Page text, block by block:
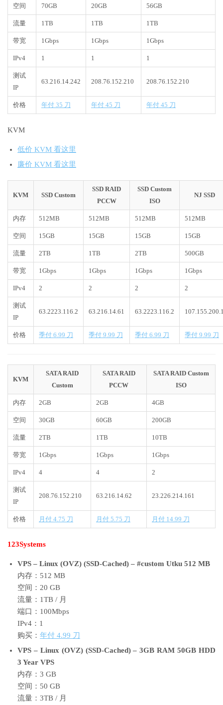
空间 70GB 20GB 56GB
流量 1TB 1TB 1TB
带宽 1Gbps 1Gbps 1Gbps
IPv4 1 1 1
测试
IP
63.216.14.242 208.76.152.210 208.76.152.210
价格 年付 35 刀 年付 45 刀 年付 45 刀
KVM
低价 KVM 看这里
廉价 KVM 看这里
KVM SSD Custom
SSD RAID
PCCW
SSD Custom
ISO
NJ SSD
内存 512MB 512MB 512MB 512MB
空间 15GB 15GB 15GB 15GB
流量 2TB 1TB 2TB 500GB
带宽 1Gbps 1Gbps 1Gbps 1Gbps
IPv4 2 2 2 2
测试
IP
63.2223.116.2 63.216.14.61 63.2223.116.2
价格 季付 6.99 刀 季付 9.99 刀 季付 6.99 刀 季付 9.99 刀
KVM
SATA RAID
Custom
SATA RAID
PCCW
SATA RAID Custom
ISO
内存 2GB 2GB 4GB
空间 30GB 60GB 200GB
流量 2TB 1TB 10TB
带宽 1Gbps 1Gbps 1Gbps
IPv4 4 4 2
测试
IP
208.76.152.210 63.216.14.62 23.226.214.161
价格 月付 4.75 刀 月付 5.75 刀 月付 14.99 刀
123Systems
VPS – Linux (OVZ) (SSD-Cached) – #custom Utku 512 MB
内存：512 MB
空间：20 GB
流量：1TB / 月
端口：100Mbps
IPv4：1
购买： 年付 4.99 刀
VPS – Linux (OVZ) (SSD-Cached) – 3GB RAM 50GB HDD
3 Year VPS
内存：3 GB
空间：50 GB
流量：3TB / 月